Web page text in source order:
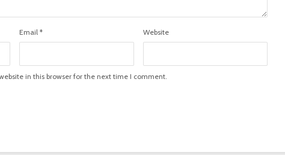
Email * Website
in this browser for the next time I comment.